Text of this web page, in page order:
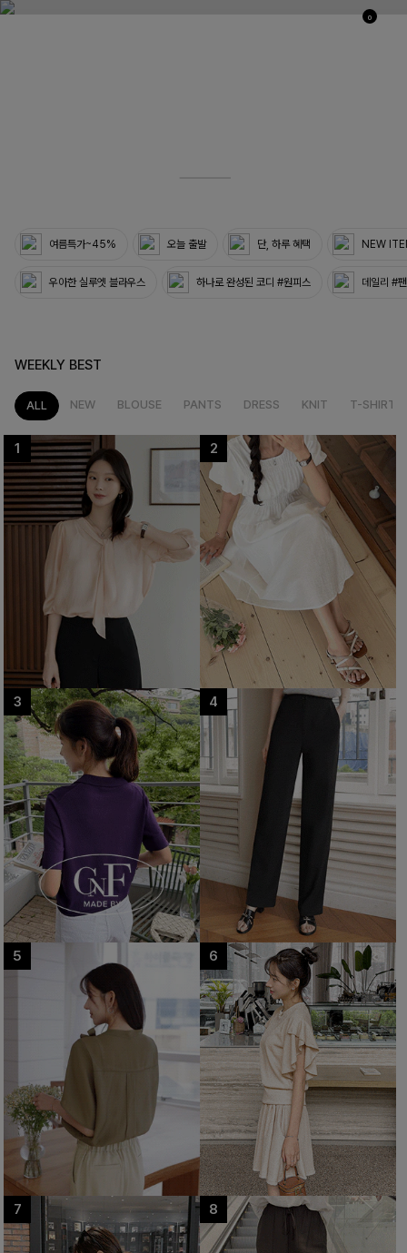
0
여름특가~45% 오늘 출발 단, 하루 혜택 NEW
우아한 실루엣 블라우스 하나로 완성된 코디 #원피스 데일리 #
WEEKLY BEST
ALL NEW BLOUSE PANTS DRESS KNIT T-SHIRT